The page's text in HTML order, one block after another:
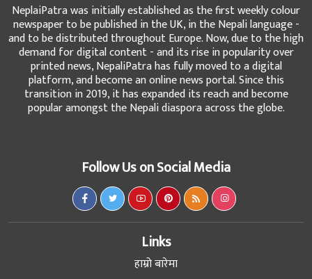
NeplaiPatra was initially established as the first weekly colour
newspaper to be published in the UK, in the Nepali language -
and to be distributed throughout Europe. Now, due to the high
demand for digital content - and its rise in popularity over
printed news, NepaliPatra has fully moved to a digital
platform, and become an online news portal. Since this
transition in 2019, it has expanded its reach and become
popular amongst the Nepali diaspora across the globe.
Follow Us on Social Media
Links
हाम्रो बारेमा